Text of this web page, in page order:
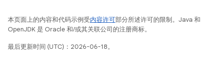
本页面上的内容和代码示例受内容许可部分所述许可的限制。Java 和
OpenJDK 是 Oracle 和/或其关联公司的注册商标。
最后更新时间 (UTC)：2026-06-18。